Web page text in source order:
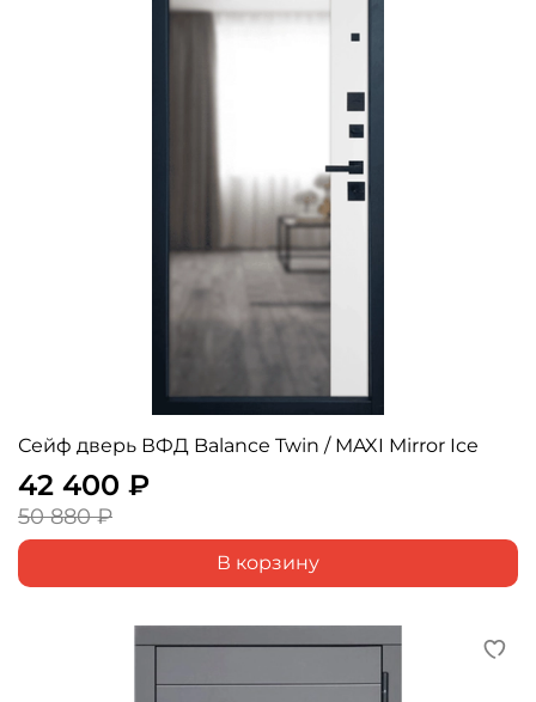
Сейф дверь ВФД Balance Twin / MAXI Mirror Ice
42 400 ₽
50 880 ₽
В корзину